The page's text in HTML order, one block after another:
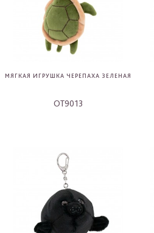
МЯГКАЯ ИГРУШКА ЧЕРЕПАХА ЗЕЛЕНАЯ
OT9013